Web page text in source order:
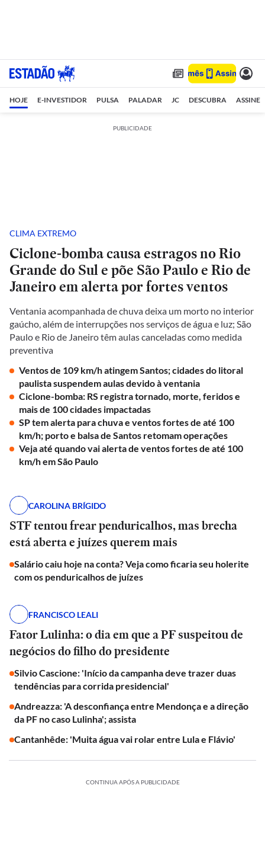
HOJE E-INVESTIDOR PULSA PALADAR JC DESCUBRA ASSINE
PUBLICIDADE
CLIMA EXTREMO
Ciclone-bomba causa estragos no Rio
Grande do Sul e põe São Paulo e Rio de
Janeiro em alerta por fortes ventos
Ventania acompanhada de chuva deixa um morto no interior
gaúcho, além de interrupções nos serviços de água e luz; São
Paulo e Rio de Janeiro têm aulas canceladas como medida
preventiva
Ventos de 109 km/h atingem Santos; cidades do litoral
paulista suspendem aulas devido à ventania
Ciclone-bomba: RS registra tornado, morte, feridos e
mais de 100 cidades impactadas
SP tem alerta para chuva e ventos fortes de até 100
km/h; porto e balsa de Santos retomam operações
Veja até quando vai alerta de ventos fortes de até 100
km/h em São Paulo
CAROLINA BRÍGIDO
STF tentou frear penduricalhos, mas brecha
está aberta e juízes querem mais
Salário caiu hoje na conta? Veja como ficaria seu holerite
com os penduricalhos de juízes
FRANCISCO LEALI
Fator Lulinha: o dia em que a PF suspeitou de
negócios do filho do presidente
Silvio Cascione: 'Início da campanha deve trazer duas
tendências para corrida presidencial'
Andreazza: 'A desconfiança entre Mendonça e a direção
da PF no caso Lulinha'; assista
Cantanhêde: 'Muita água vai rolar entre Lula e Flávio'
CONTINUA APÓS A PUBLICIDADE